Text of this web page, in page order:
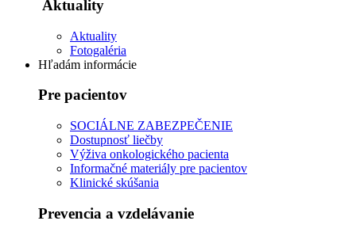
Aktuality
Aktuality
Fotogaléria
Hľadám informácie
Pre pacientov
SOCIÁLNE ZABEZPEČENIE
Dostupnosť liečby
Výživa onkologického pacienta
Informačné materiály pre pacientov
Klinické skúšania
Prevencia a vzdelávanie